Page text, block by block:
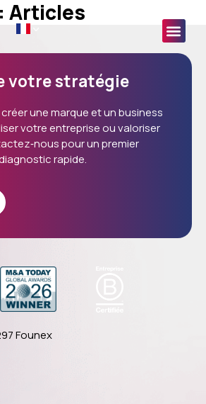
Articles
votre stratégie
une marque et un business
votre entreprise ou valoriser
pour un premier
rapide.
Founex